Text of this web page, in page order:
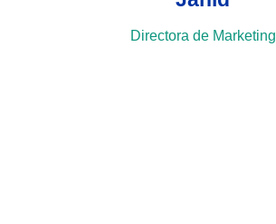
Directora de Marketing